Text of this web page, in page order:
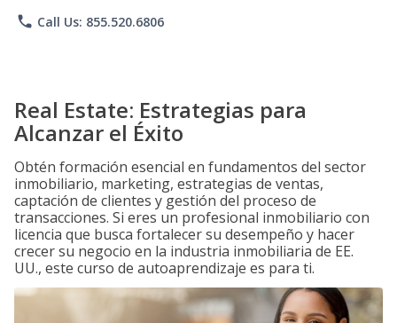
phone Call Us: 855.520.6806
Real Estate: Estrategias para
Alcanzar el Éxito
Obtén formación esencial en fundamentos del sector
inmobiliario, marketing, estrategias de ventas,
captación de clientes y gestión del proceso de
transacciones. Si eres un profesional inmobiliario con
licencia que busca fortalecer su desempeño y hacer
crecer su negocio en la industria inmobiliaria de EE.
UU., este curso de autoaprendizaje es para ti.